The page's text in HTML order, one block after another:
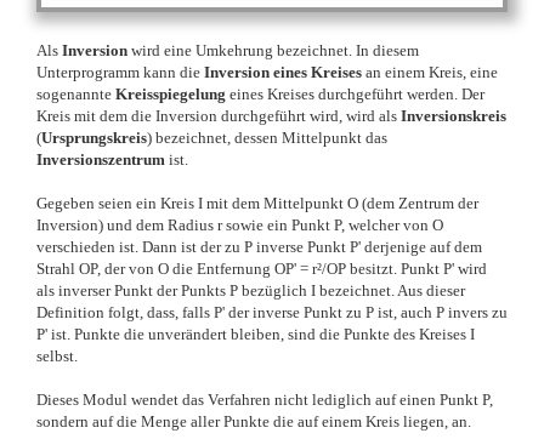
Als Inversion wird eine Umkehrung bezeichnet. In diesem
Unterprogramm kann die Inversion eines Kreises an einem Kreis, eine
sogenannte Kreisspiegelung eines Kreises durchgeführt werden. Der
Kreis mit dem die Inversion durchgeführt wird, wird als Inversionskreis
(Ursprungskreis) bezeichnet, dessen Mittelpunkt das
Inversionszentrum ist.
Gegeben seien ein Kreis I mit dem Mittelpunkt O (dem Zentrum der
Inversion) und dem Radius r sowie ein Punkt P, welcher von O
verschieden ist. Dann ist der zu P inverse Punkt P' derjenige auf dem
Strahl OP, der von O die Entfernung OP' = r²/OP besitzt. Punkt P' wird
als inverser Punkt der Punkts P bezüglich I bezeichnet. Aus dieser
Definition folgt, dass, falls P' der inverse Punkt zu P ist, auch P invers zu
P' ist. Punkte die unverändert bleiben, sind die Punkte des Kreises I
selbst.
Dieses Modul wendet das Verfahren nicht lediglich auf einen Punkt P,
sondern auf die Menge aller Punkte die auf einem Kreis liegen, an.